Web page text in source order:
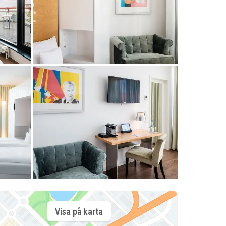
Visa på karta